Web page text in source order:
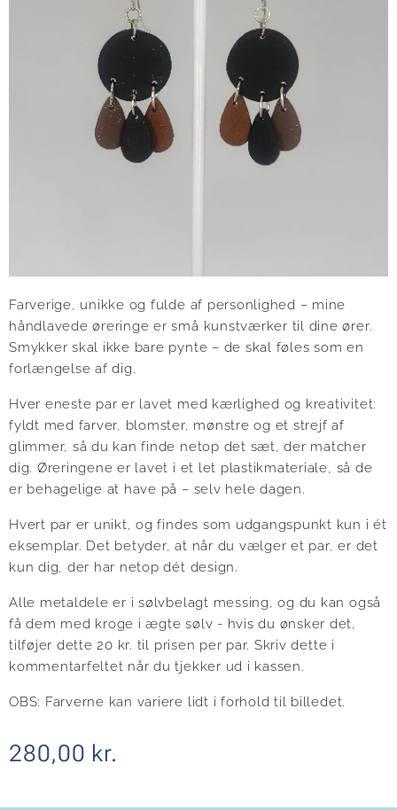
Farverige, unikke og fulde af personlighed – mine
håndlavede øreringe er små kunstværker til dine ører.
Smykker skal ikke bare pynte – de skal føles som en
forlængelse af dig.
Hver eneste par er lavet med kærlighed og kreativitet:
fyldt med farver, blomster, mønstre og et strejf af
glimmer, så du kan finde netop det sæt, der matcher
dig. Øreringene er lavet i et let plastikmateriale, så de
er behagelige at have på – selv hele dagen.
Hvert par er unikt, og findes som udgangspunkt kun i ét
eksemplar. Det betyder, at når du vælger et par, er det
kun dig, der har netop dét design.
Alle metaldele er i sølvbelagt messing, og du kan også
få dem med kroge i ægte sølv - hvis du ønsker det,
tilføjer dette 20 kr. til prisen per par. Skriv dette i
kommentarfeltet når du tjekker ud i kassen.
OBS: Farverne kan variere lidt i forhold til billedet.
280,00 kr.